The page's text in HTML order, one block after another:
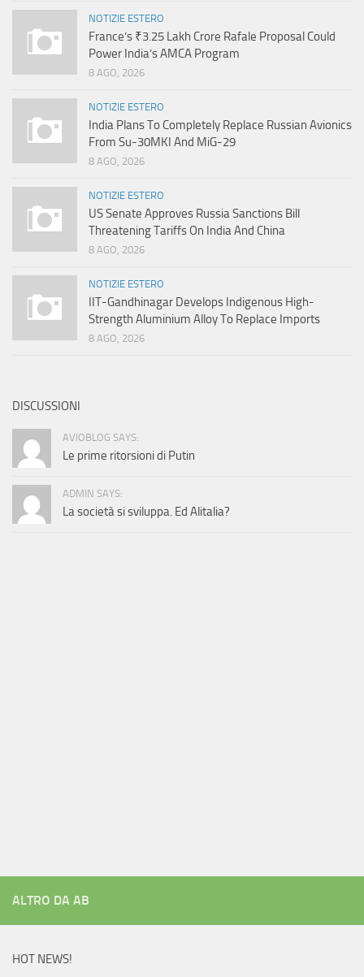
NOTIZIE ESTERO
France’s ₹3.25 Lakh Crore Rafale Proposal Could
Power India’s AMCA Program
8 AGO, 2026
NOTIZIE ESTERO
India Plans To Completely Replace Russian Avionics
From Su-30MKI And MiG-29
8 AGO, 2026
NOTIZIE ESTERO
US Senate Approves Russia Sanctions Bill
Threatening Tariffs On India And China
8 AGO, 2026
NOTIZIE ESTERO
IIT-Gandhinagar Develops Indigenous High-
Strength Aluminium Alloy To Replace Imports
8 AGO, 2026
DISCUSSIONI
AVIOBLOG SAYS:
Le prime ritorsioni di Putin
ADMIN SAYS:
La società si sviluppa. Ed Alitalia?
ALTRO DA AB
HOT NEWS!